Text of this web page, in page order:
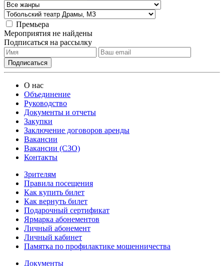
Премьера
Мероприятия не найдены
Подписаться на рассылку
О нас
Объединение
Руководство
Документы и отчеты
Закупки
Заключение договоров аренды
Вакансии
Вакансии (СЗО)
Контакты
Зрителям
Правила посещения
Как купить билет
Как вернуть билет
Подарочный сертификат
Ярмарка абонементов
Личный абонемент
Личный кабинет
Памятка по профилактике мошенничества
Документы